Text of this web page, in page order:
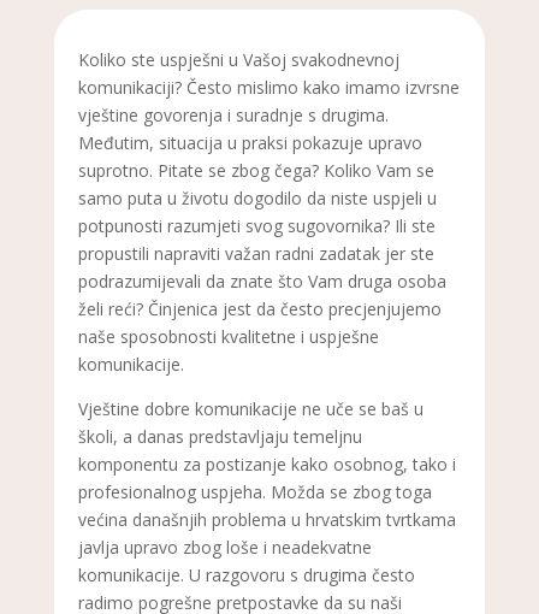
Koliko ste uspješni u Vašoj svakodnevnoj
komunikaciji? Često mislimo kako imamo izvrsne
vještine govorenja i suradnje s drugima.
Međutim, situacija u praksi pokazuje upravo
suprotno. Pitate se zbog čega? Koliko Vam se
samo puta u životu dogodilo da niste uspjeli u
potpunosti razumjeti svog sugovornika? Ili ste
propustili napraviti važan radni zadatak jer ste
podrazumijevali da znate što Vam druga osoba
želi reći? Činjenica jest da često precjenjujemo
naše sposobnosti kvalitetne i uspješne
komunikacije.
Vještine dobre komunikacije ne uče se baš u
školi, a danas predstavljaju temeljnu
komponentu za postizanje kako osobnog, tako i
profesionalnog uspjeha. Možda se zbog toga
većina današnjih problema u hrvatskim tvrtkama
javlja upravo zbog loše i neadekvatne
komunikacije. U razgovoru s drugima često
radimo pogrešne pretpostavke da su naši